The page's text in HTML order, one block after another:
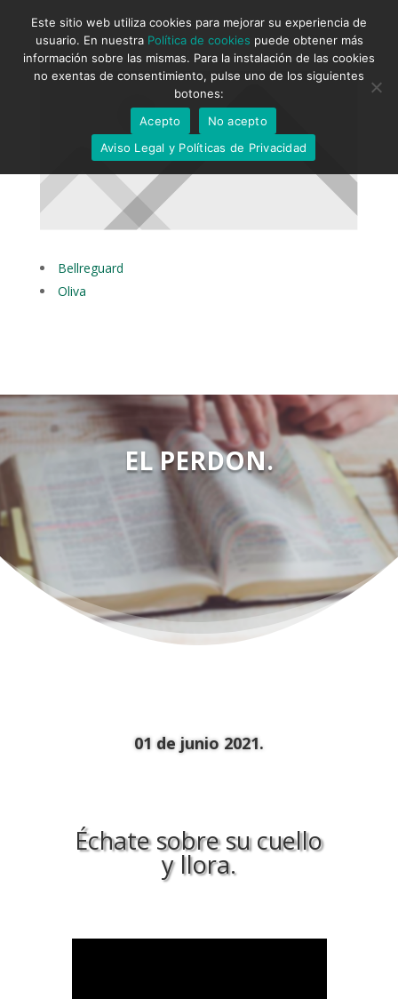
Bellreguard
Oliva
EL PERDON.
01 de junio 2021.
Échate sobre su cuello
y llora.
Este sitio web utiliza cookies para mejorar su experiencia de
usuario. En nuestra Política de cookies puede obtener más
información sobre las mismas. Para la instalación de las cookies
no exentas de consentimiento, pulse uno de los siguientes
botones:
Acepto
No acepto
Aviso Legal y Políticas de Privacidad